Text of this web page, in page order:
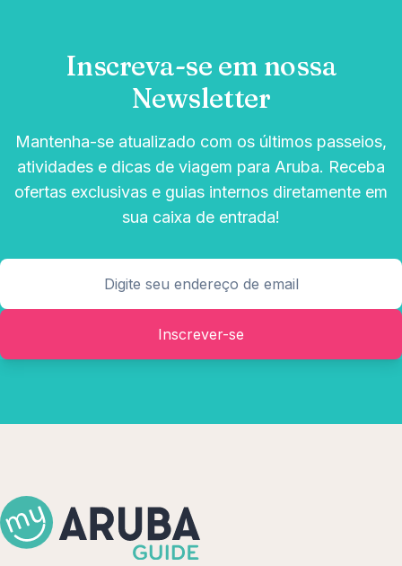
Inscreva-se em nossa
Newsletter
Mantenha-se atualizado com os últimos passeios,
atividades e dicas de viagem para Aruba. Receba
ofertas exclusivas e guias internos diretamente em
sua caixa de entrada!
Inscrever-se